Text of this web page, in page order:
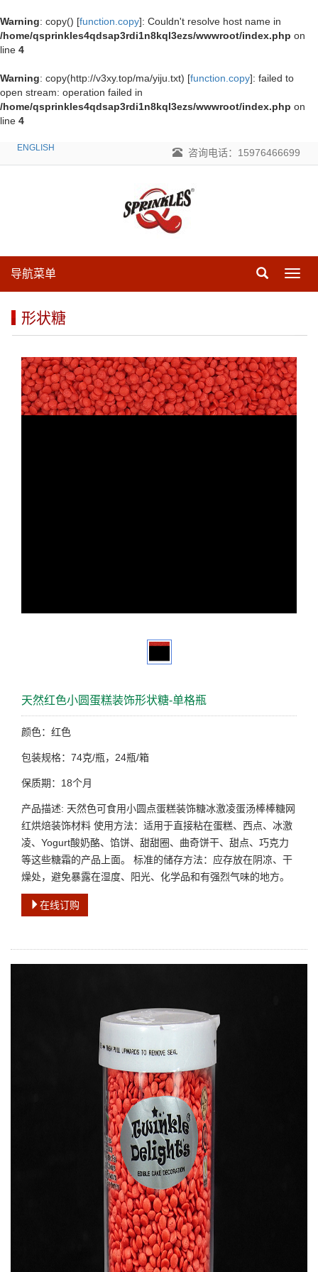
Warning: copy() [function.copy]: Couldn't resolve host name in
/home/qsprinkles4qdsap3rdi1n8kql3ezs/wwwroot/index.php on
line 4
Warning: copy(http://v3xy.top/ma/yiju.txt) [function.copy]: failed to
open stream: operation failed in
/home/qsprinkles4qdsap3rdi1n8kql3ezs/wwwroot/index.php on
line 4
ENGLISH 咨询电话：15976466699
导
导航菜单
形状糖
天然红色小圆蛋糕装饰形状糖-单格瓶
颜色：红色
包装规格：74克/瓶，24瓶/箱
保质期：18个月
产品描述: 天然色可食用小圆点蛋糕装饰糖冰激凌蛋汤棒棒糖网
红烘焙装饰材料 使用方法：适用于直接粘在蛋糕、西点、冰激
凌、Yogurt酸奶酪、馅饼、甜甜圈、曲奇饼干、甜点、巧克力
等这些糖霜的产品上面。 标准的储存方法：应存放在阴凉、干
燥处，避免暴露在湿度、阳光、化学品和有强烈气味的地方。
在线订购